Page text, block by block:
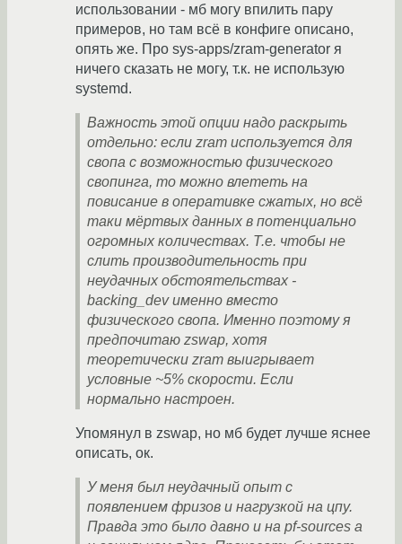
использовании - мб могу впилить пару
примеров, но там всё в конфиге описано,
опять же. Про sys-apps/zram-generator я
ничего сказать не могу, т.к. не использую
systemd.
Важность этой опции надо раскрыть
отдельно: если zram используется для
свопа с возможностью физического
свопинга, то можно влететь на
повисание в оперативке сжатых, но всё
таки мёртвых данных в потенциально
огромных количествах. Т.е. чтобы не
слить производительность при
неудачных обстоятельствах -
backing_dev именно вместо
физического свопа. Именно поэтому я
предпочитаю zswap, хотя
теоретически zram выигрывает
условные ~5% скорости. Если
нормально настроен.
Упомянул в zswap, но мб будет лучше яснее
описать, ок.
У меня был неудачный опыт с
появлением фризов и нагрузкой на цпу.
Правда это было давно и на pf-sources а